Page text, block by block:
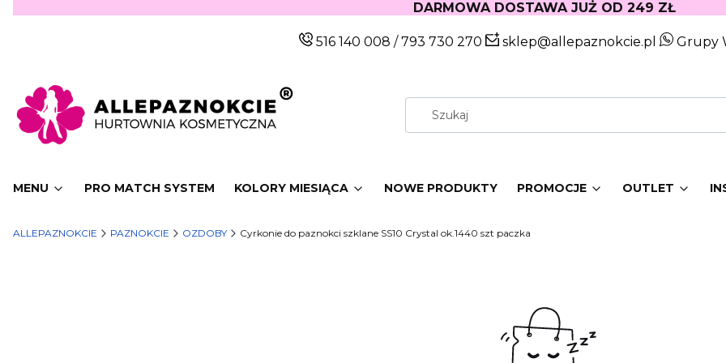
DARMOWA DOSTAWA JUŻ OD 249 ZŁ
516 140 008 /793 730 270 sklep@allepaznokcie.pl Grupy
MENU PRO MATCH SYSTEM KOLORY MIESIĄCA NOWE PRODUKTY PROMOCJE OUTLET
ALLEPAZNOKCIE PAZNOKCIE OZDOBY Cyrkonie do paznokci szklane SS10 Crystal ok.1440 szt paczka